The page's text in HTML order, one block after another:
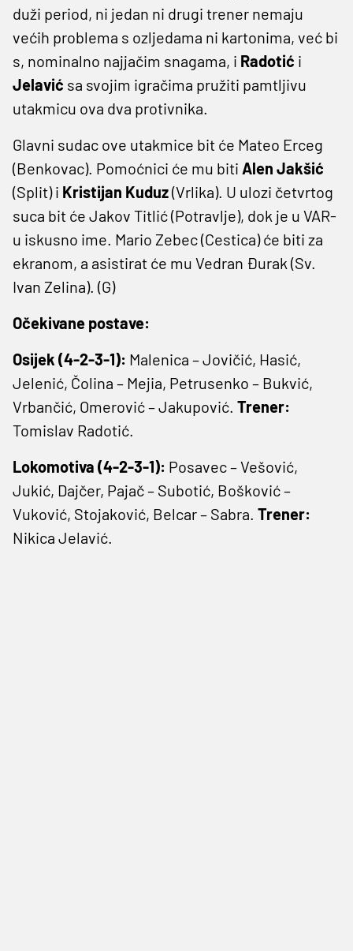
duži period, ni jedan ni drugi trener nemaju
većih problema s ozljedama ni kartonima, već bi
s, nominalno najjačim snagama, i Radotić i
Jelavić sa svojim igračima pružiti pamtljivu
utakmicu ova dva protivnika.
Glavni sudac ove utakmice bit će Mateo Erceg
(Benkovac). Pomoćnici će mu biti Alen Jakšić
(Split) i Kristijan Kuduz(Vrlika). U ulozi četvrtog
suca bit će Jakov Titlić (Potravlje), dok je u VAR-
u iskusno ime. Mario Zebec (Cestica) će biti za
ekranom, a asistirat će mu Vedran Đurak (Sv.
Ivan Zelina). (G)
Očekivane postave:
Osijek (4-2-3-1): Malenica – Jovičić, Hasić,
Jelenić, Čolina – Mejia, Petrusenko – Bukvić,
Vrbančić, Omerović – Jakupović. Trener:
Tomislav Radotić.
Lokomotiva (4-2-3-1): Posavec – Vešović,
Jukić, Dajčer, Pajač – Subotić, Bošković –
Vuković, Stojaković, Belcar – Sabra. Trener:
Nikica Jelavić.